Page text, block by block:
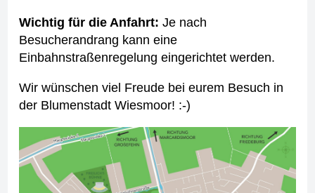
Wichtig für die Anfahrt: Je nach
Besucherandrang kann eine
Einbahnstraßenregelung eingerichtet werden.
Wir wünschen viel Freude bei eurem Besuch in
der Blumenstadt Wiesmoor! :-)